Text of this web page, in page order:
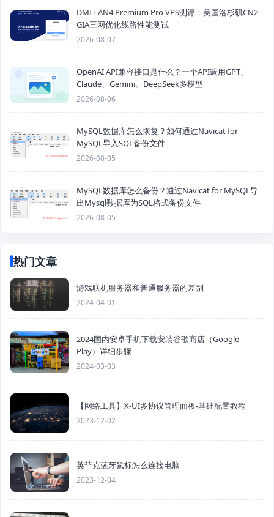
DMIT AN4 Premium Pro VPS测评：美国洛杉矶CN2
GIA三网优化线路性能测试
2026-08-07
OpenAI API兼容接口是什么？一个API调用GPT、
Claude、Gemini、DeepSeek多模型
2026-08-06
MySQL数据库怎么恢复？如何通过Navicat for
MySQL导入SQL备份文件
2026-08-05
MySQL数据库怎么备份？通过Navicat for MySQL导
出Mysql数据库为SQL格式备份文件
2026-08-05
热门文章
游戏联机服务器和普通服务器的差别
2024-04-01
2024国内安卓手机下载安装谷歌商店（Google
Play）详细步骤
2024-03-03
【网络工具】X-UI多协议管理面板-基础配置教程
2023-12-02
英菲克蓝牙鼠标怎么连接电脑
2023-12-04